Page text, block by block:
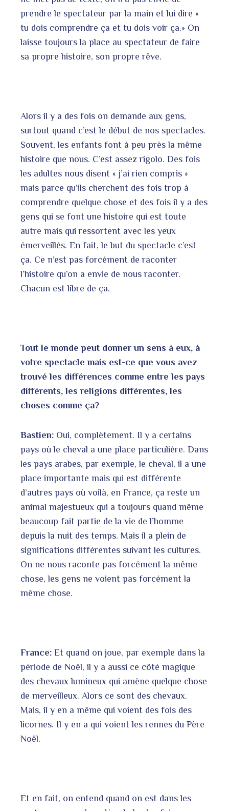
prendre le spectateur par la main et lui dire «
tu dois comprendre ça et tu dois voir ça.» On
laisse toujours la place au spectateur de faire
sa propre histoire, son propre rêve.
Alors il y a des fois on demande aux gens,
surtout quand c’est le début de nos spectacles.
Souvent, les enfants font à peu près la même
histoire que nous. C’est assez rigolo. Des fois
les adultes nous disent « j’ai rien compris »
mais parce qu’ils cherchent des fois trop à
comprendre quelque chose et des fois il y a des
gens qui se font une histoire qui est toute
autre mais qui ressortent avec les yeux
émerveillés. En fait, le but du spectacle c’est
ça. Ce n’est pas forcément de raconter
l’histoire qu’on a envie de nous raconter.
Chacun est libre de ça.
Tout le monde peut donner un sens à eux, à
votre spectacle mais est-ce que vous avez
trouvé les différences comme entre les pays
différents, les religions différentes, les
choses comme ça?
Bastien: Oui, complètement. Il y a certains
pays où le cheval a une place particulière. Dans
les pays arabes, par exemple, le cheval, il a une
place importante mais qui est différente
d’autres pays où voilà, en France, ça reste un
animal majestueux qui a toujours quand même
beaucoup fait partie de la vie de l’homme
depuis la nuit des temps. Mais il a plein de
significations différentes suivant les cultures.
On ne nous raconte pas forcément la même
chose, les gens ne voient pas forcément la
même chose.
France: Et quand on joue, par exemple dans la
période de Noël, il y a aussi ce côté magique
des chevaux lumineux qui amène quelque chose
de merveilleux. Alors ce sont des chevaux.
Mais, il y en a même qui voient des fois des
licornes. Il y en a qui voient les rennes du Père
Noël.
Et en fait, on entend quand on est dans les